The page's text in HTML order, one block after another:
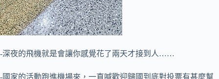
-深夜的飛機就是會讓你感覺花了兩天才接到人……
-國家的活動跑進機場來，一直喊歡迎歸國到底對投票有甚麼幫